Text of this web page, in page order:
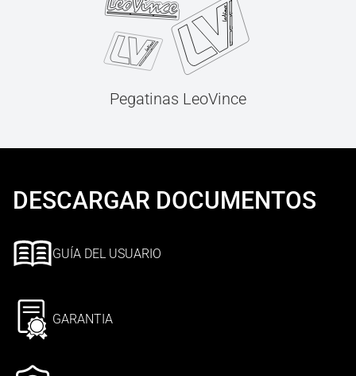
Pegatinas LeoVince
DESCARGAR DOCUMENTOS
GUÍA DEL USUARIO
GARANTIA